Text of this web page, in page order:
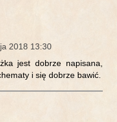
2018 13:30
jest dobrze napisana,
i się dobrze bawić.